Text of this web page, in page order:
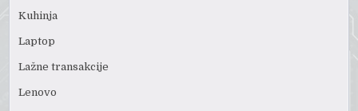
Kuhinja
Laptop
Lažne transakcije
Lenovo